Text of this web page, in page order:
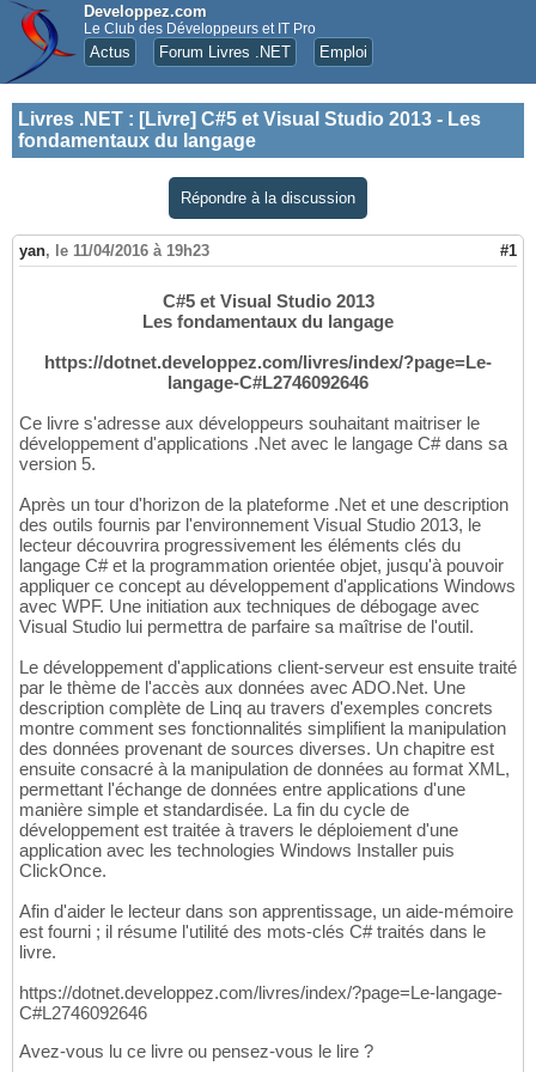
Developpez.com
Le Club des Développeurs et IT Pro
Actus Forum Livres .NET Emploi
Livres .NET : [Livre] C#5 et Visual Studio 2013 - Les
fondamentaux du langage
Répondre à la discussion
yan, le 11/04/2016 à 19h23 #1
C#5 et Visual Studio 2013
Les fondamentaux du langage
https://dotnet.developpez.com/livres/index/?page=Le-
langage-C#L2746092646
Ce livre s'adresse aux développeurs souhaitant maitriser le
développement d'applications .Net avec le langage C# dans sa
version 5.
Après un tour d'horizon de la plateforme .Net et une description
des outils fournis par l'environnement Visual Studio 2013, le
lecteur découvrira progressivement les éléments clés du
langage C# et la programmation orientée objet, jusqu'à pouvoir
appliquer ce concept au développement d'applications Windows
avec WPF. Une initiation aux techniques de débogage avec
Visual Studio lui permettra de parfaire sa maîtrise de l'outil.
Le développement d'applications client-serveur est ensuite traité
par le thème de l'accès aux données avec ADO.Net. Une
description complète de Linq au travers d'exemples concrets
montre comment ses fonctionnalités simplifient la manipulation
des données provenant de sources diverses. Un chapitre est
ensuite consacré à la manipulation de données au format XML,
permettant l'échange de données entre applications d'une
manière simple et standardisée. La fin du cycle de
développement est traitée à travers le déploiement d'une
application avec les technologies Windows Installer puis
ClickOnce.
Afin d'aider le lecteur dans son apprentissage, un aide-mémoire
est fourni ; il résume l'utilité des mots-clés C# traités dans le
livre.
https://dotnet.developpez.com/livres/index/?page=Le-langage-
C#L2746092646
Avez-vous lu ce livre ou pensez-vous le lire ?